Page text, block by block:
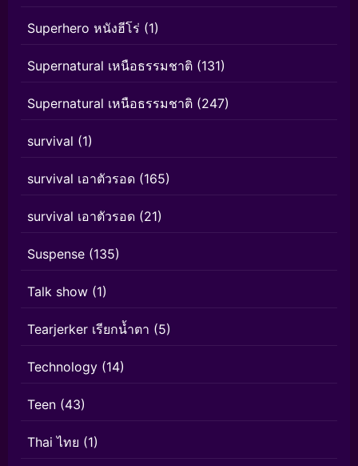
Superhero หนังฮีโร่ (1)
Supernatural เหนือธรรมชาติ (131)
Supernatural เหนือธรรมชาติ (247)
survival (1)
survival เอาตัวรอด (165)
survival เอาตัวรอด (21)
Suspense (135)
Talk show (1)
Tearjerker เรียกน้ำตา (5)
Technology (14)
Teen (43)
Thai ไทย (1)